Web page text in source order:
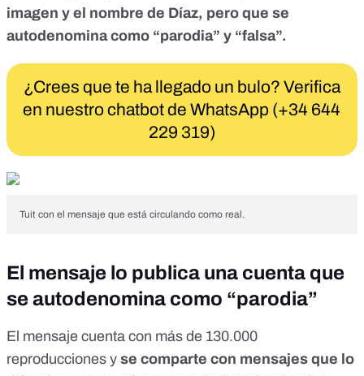
imagen y el nombre de Díaz, pero que se
autodenomina como “parodia” y “falsa”.
¿Crees que te ha llegado un bulo? Verifica
en nuestro chatbot de WhatsApp (+34 644
229 319)
Tuit con el mensaje que está circulando como real.
El mensaje lo publica una cuenta que
se autodenomina como “parodia”
El mensaje cuenta con más de 130.000
reproducciones y se comparte con mensajes que lo